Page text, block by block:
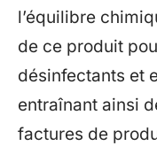
l’équilibre
de ce produit
désinfectants et
entraînant ainsi
factures de